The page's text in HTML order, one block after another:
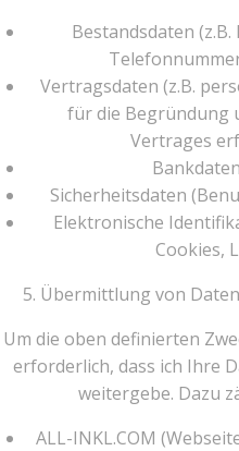
Bestandsdaten
Vertragsdaten (z.B.
für die Begründung
Vertrages
Sicherheitsdaten
Elektronische
Cookies,
5. Übermittlung von
Um die oben definierten
erforderlich, dass ich Ihre
weitergebe. Dazu
ALL-INKL.COM